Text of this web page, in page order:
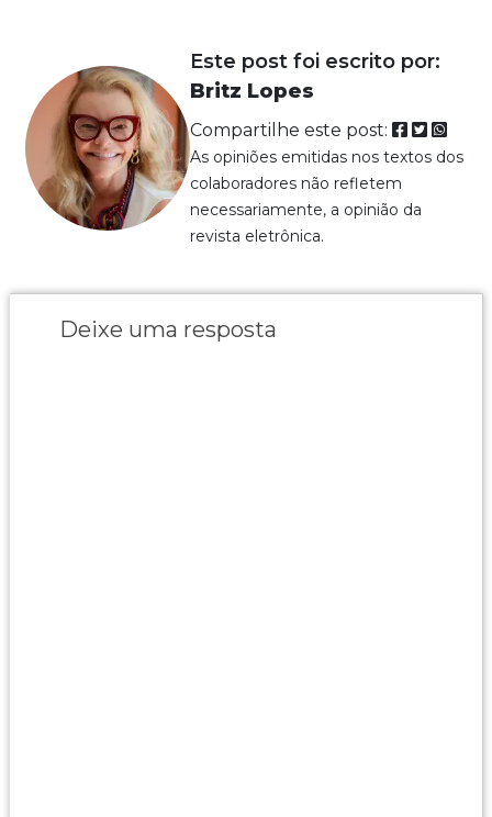
Este post foi escrito por:
Britz Lopes
Compartilhe este post:
As opiniões emitidas nos textos dos
colaboradores não refletem
necessariamente, a opinião da
revista eletrônica.
Deixe uma resposta